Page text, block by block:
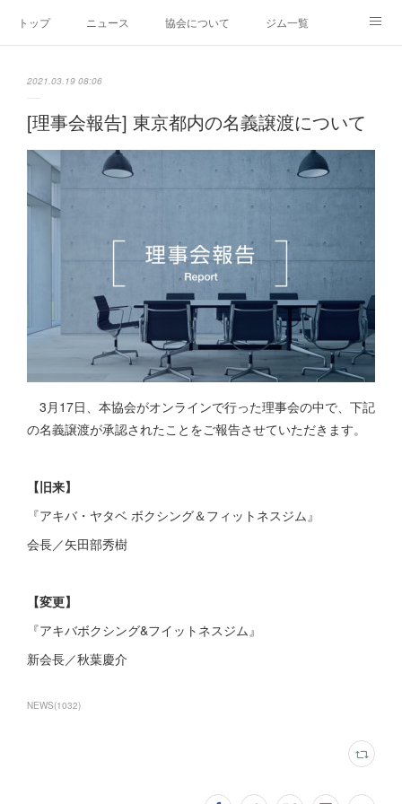
トップ ニュース 協会について ジム一覧
2021.03.19 08:06
[理事会報告] 東京都内の名義譲渡について
3月17日、本協会がオンラインで行った理事会の中で、下記
の名義譲渡が承認されたことをご報告させていただきます。
【旧来】
『アキバ・ヤタベ ボクシング＆フィットネスジム』
会長／矢田部秀樹
【変更】
『アキバボクシング&フイットネスジム』
新会長／秋葉慶介
NEWS(1032)